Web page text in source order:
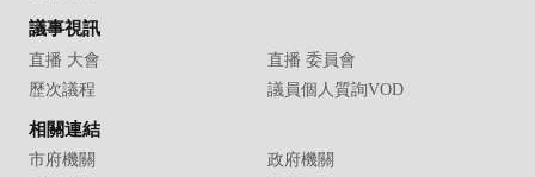
議事視訊
直播 大會
直播 委員會
歷次議程
議員個人質詢VOD
相關連結
市府機關
政府機關